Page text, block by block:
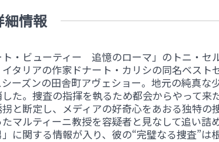
細情報
ト・ビューティー 追憶のローマ」のトニ・セ
タリアの作家ドナート・カリシの同名ベス
シーズンの田舎町アヴェショー。地元の純真
た。捜査の指揮を執るため都会からやって
と断定し、メディアの好奇心をあおる独特
マルティーニ教授を容疑者と見なして追い
」に関する情報が入り、彼の“完璧なる捜査”は